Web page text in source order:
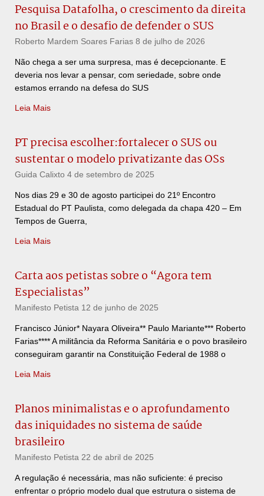
Pesquisa Datafolha, o crescimento da direita
no Brasil e o desafio de defender o SUS
Roberto Mardem Soares Farias 8 de julho de 2026
Não chega a ser uma surpresa, mas é decepcionante. E
deveria nos levar a pensar, com seriedade, sobre onde
estamos errando na defesa do SUS
Leia Mais
PT precisa escolher:fortalecer o SUS ou
sustentar o modelo privatizante das OSs
Guida Calixto 4 de setembro de 2025
Nos dias 29 e 30 de agosto participei do 21º Encontro
Estadual do PT Paulista, como delegada da chapa 420 – Em
Tempos de Guerra,
Leia Mais
Carta aos petistas sobre o “Agora tem
Especialistas”
Manifesto Petista 12 de junho de 2025
Francisco Júnior* Nayara Oliveira** Paulo Mariante*** Roberto
Farias**** A militância da Reforma Sanitária e o povo brasileiro
conseguiram garantir na Constituição Federal de 1988 o
Leia Mais
Planos minimalistas e o aprofundamento
das iniquidades no sistema de saúde
brasileiro
Manifesto Petista 22 de abril de 2025
A regulação é necessária, mas não suficiente: é preciso
enfrentar o próprio modelo dual que estrutura o sistema de